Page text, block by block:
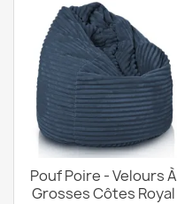
Pouf Poire - Velours À
Grosses Côtes Royal